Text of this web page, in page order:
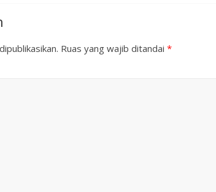
Ruas yang wajib ditandai *